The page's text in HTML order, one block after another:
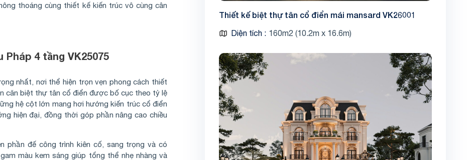
thoáng cùng thiết kế kiến trúc vô cùng cân
Pháp 4 tầng VK25075
nhất, nơi thể hiện trọn vẹn phong cách thiết
căn biệt thự tân cổ điển được bố cục theo tỷ lệ
hệ cột lớn mang hơi hướng kiến trúc cổ điển
hiện đại, đồng thời góp phần nâng cao chiều
đế công trình kiên cố, sang trọng và có
màu kem sáng giúp tổng thể nhẹ nhàng và
Thiết kế biệt thự tân cổ điển mái mansard VK26001
Diện tích 160m2 (10.2m x 16.6m)